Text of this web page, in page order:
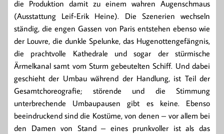
die Produktion damit zu einem wahren Augenschmaus
(Ausstattung Leif-Erik Heine). Die Szenerien wechseln
ständig, die engen Gassen von Paris entstehen ebenso wie
der Louvre, die dunkle Spelunke, das Hugenottengefängnis,
die prachtvolle Kathedrale und sogar der stürmische
Ärmelkanal samt vom Sturm gebeutelten Schiff. Und dabei
geschieht der Umbau während der Handlung, ist Teil der
Gesamtchoreografie; störende und die Stimmung
unterbrechende Umbaupausen gibt es keine. Ebenso
beeindruckend sind die Kostüme, von denen – vor allem bei
den Damen von Stand – eines prunkvoller ist als das